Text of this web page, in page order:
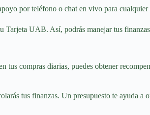
por teléfono o chat en vivo para
Tarjeta UAB. Así, podrás manejar tus
compras diarias, puedes obtener
tus finanzas. Un presupuesto te ayuda